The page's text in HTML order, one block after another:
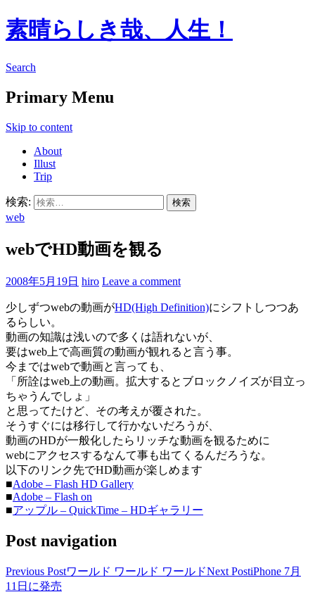
素晴らしき哉、人生！
Search
Primary Menu
Skip to content
About
Illust
Trip
検索:
web
webでHD動画を観る
2008年5月19日 hiro Leave a comment
少しずつwebの動画がHD(High Definition)にシフトしつつあ
るらしい。
動画の知識は浅いので多くは語れないが、
要はweb上で高画質の動画が観れると言う事。
今まではwebで動画と言っても、
「所詮はweb上の動画。拡大するとブロックノイズが目立っ
ちゃうんでしょ」
と思ってたけど、その考えが覆された。
そうすぐには移行して行かないだろうが、
動画のHDが一般化したらリッチな動画を観るために
webにアクセスするなんて事も出てくるんだろうな。
以下のリンク先でHD動画が楽しめます
■Adobe – Flash HD Gallery
■Adobe – Flash on
■アップル – QuickTime – HDギャラリー
Post navigation
Previous Postワールド ワールド ワールドNext PostiPhone 7月
11日に発売